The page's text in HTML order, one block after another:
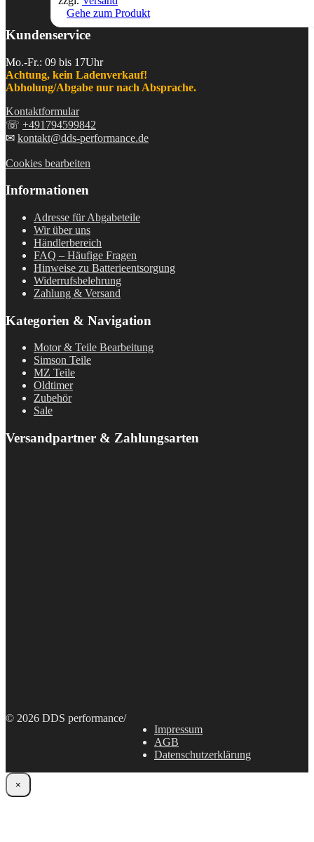
Gehe zum Produkt
Kundenservice
Mo.-Fr.: 09 bis 17Uhr
Achtung, kein Ladenverkauf!
Abholung/Abgabe nur nach Absprache.
Kontaktformular
☏ +491794599842
✉ kontakt@dds-performance.de
Cookies bearbeiten
Informationen
Adresse für Abgabeteile
Wir über uns
Händlerbereich
FAQ – Häufige Fragen
Hinweise zu Batterieentsorgung
Widerrufsbelehrung
Zahlung & Versand
Kategorien & Navigation
Motor & Teile Bearbeitung
Simson Teile
MZ Teile
Oldtimer
Zubehör
Sale
Versandpartner & Zahlungsarten
© 2026 DDS performance/
Impressum
AGB
Datenschutzerklärung
×